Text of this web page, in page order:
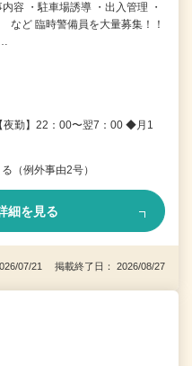
容 ・駐車場誘導 ・出入管理 ・
ど 臨時警備員を大量募集！！
夜勤】22：00〜翌7：00 ◆月1
（例外事由2号）
細を見る
07/21 掲載終了日： 2026/08/27